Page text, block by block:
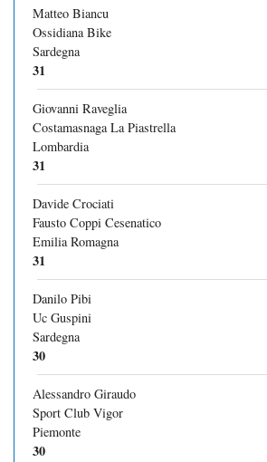
Matteo Biancu
Ossidiana Bike
Sardegna
31
Giovanni Raveglia
Costamasnaga La Piastrella
Lombardia
31
Davide Crociati
Fausto Coppi Cesenatico
Emilia Romagna
31
Danilo Pibi
Uc Guspini
Sardegna
30
Alessandro Giraudo
Sport Club Vigor
Piemonte
30